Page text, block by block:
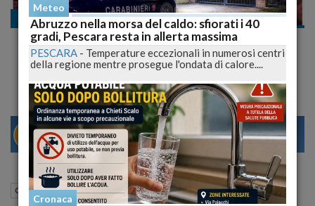
Cronaca nazionale
Dayane Mello Tutta Nuda con il Seno Nuovo
su Instagram GUARDA
MILANO 29 31
Cronaca nazionale 10 Marzo 2015 11:25
Meteo
Abruzzo nella morsa del caldo: sfiorati i 40
gradi, Pescara resta in allerta massima
PESCARA - Temperature eccezionali in numerosi centri
della regione mentre prosegue l'ondata di calore....
Cronaca